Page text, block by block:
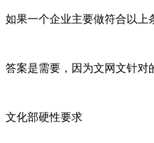
如果一个企业主要做符合以上
答案是需要，因为文网文针对
文化部硬性要求